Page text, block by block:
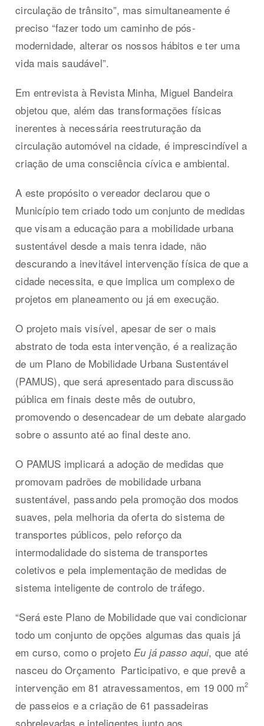
circulação de trânsito”, mas simultaneamente é
preciso “fazer todo um caminho de pós-
modernidade, alterar os nossos hábitos e ter uma
vida mais saudável”.
Em entrevista à Revista Minha, Miguel Bandeira
objetou que, além das transformações físicas
inerentes à necessária reestruturação da
circulação automóvel na cidade, é imprescindível a
criação de uma consciência cívica e ambiental.
A este propósito o vereador declarou que o
Município tem criado todo um conjunto de medidas
que visam a educação para a mobilidade urbana
sustentável desde a mais tenra idade, não
descurando a inevitável intervenção física de que a
cidade necessita, e que implica um complexo de
projetos em planeamento ou já em execução.
O projeto mais visível, apesar de ser o mais
abstrato de toda esta intervenção, é a realização
de um Plano de Mobilidade Urbana Sustentável
(PAMUS), que será apresentado para discussão
pública em finais deste mês de outubro,
promovendo o desencadear de um debate alargado
sobre o assunto até ao final deste ano.
O PAMUS implicará a adoção de medidas que
promovam padrões de mobilidade urbana
sustentável, passando pela promoção dos modos
suaves, pela melhoria da oferta do sistema de
transportes públicos, pelo reforço da
intermodalidade do sistema de transportes
coletivos e pela implementação de medidas de
sistema inteligente de controlo de tráfego.
“Será este Plano de Mobilidade que vai condicionar
todo um conjunto de opções algumas das quais já
em curso, como o projeto Eu já passo aqui, que até
nasceu do Orçamento Participativo, e que prevê a
intervenção em 81 atravessamentos, em 19 000 m2
de passeios e acriação de 61 passadeiras
sobrelevadas e inteligentes junto aos